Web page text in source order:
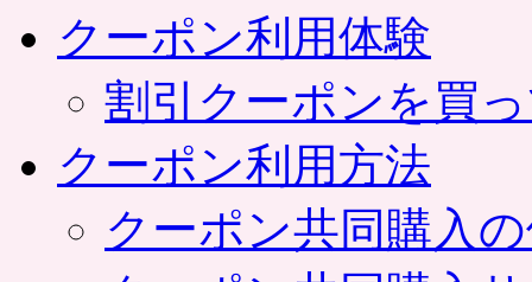
クーポン利用体験
割引クーポンを買
クーポン利用方法
クーポン共同購入